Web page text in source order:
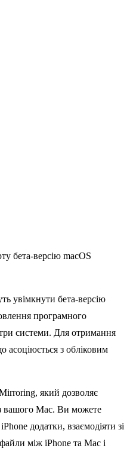
увімкнути бета-версію
програмного
системи. Для отримання
асоціюється з обліковим
який дозволяє
вашого Mac. Ви можете
додатки, взаємодіяти зі
між ‌iPhone‌ та Mac і